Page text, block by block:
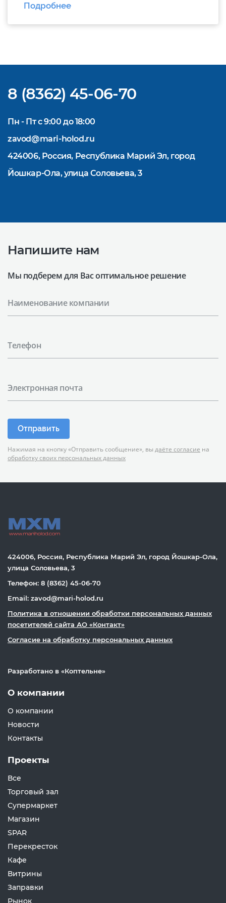
сайте https://www.mariholod.com/ в
Дилерском разделе «Прайсы».
Подробнее
8 (8362) 45-06-70
Пн - Пт с 9:00 до 18:00
zavod@mari-holod.ru
424006, Россия, Республика Марий Эл, город
Йошкар-Ола, улица Соловьева, 3
Напишите нам
Мы подберем для Вас оптимальное решение
Наименование компании
Телефон
Электронная почта
Отправить
Нажимая на кнопку «Отправить сообщение», вы даёте согласие на
обработку своих персональных данных
424006, Россия, Республика Марий Эл, город Йошкар-Ола,
улица Соловьева, 3
Телефон: 8 (8362) 45-06-70
Email: zavod@mari-holod.ru
Политика в отношении обработки персональных данных
посетителей сайта АО «Контакт»
Согласие на обработку персональных данных
Разработано в «Коптельне»
О компании
О компании
Новости
Контакты
Проекты
Все
Торговый зал
Супермаркет
Магазин
SPAR
Перекресток
Кафе
Витрины
Заправки
Рынок